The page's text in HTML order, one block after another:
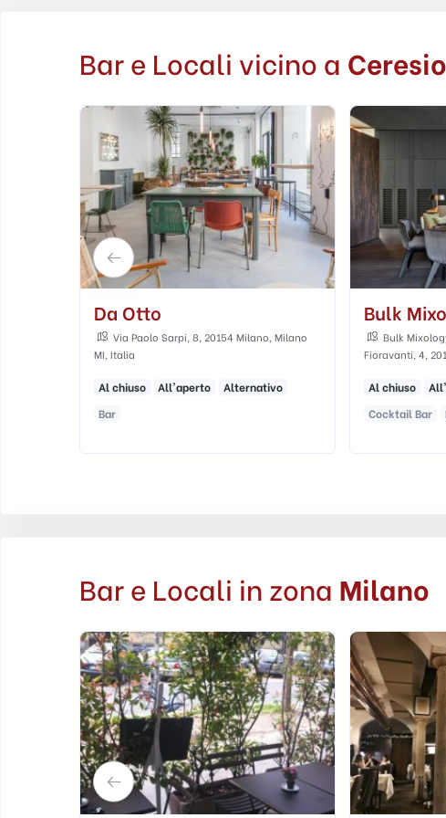
Bar e Locali vicino a
Bulk Mixology Bar
Bulk Mixology Food Bar, Via Aristotile
Fioravanti, 4, 20154 Milano, MI, Italia
Al chiuso All'aperto Elegante
Cocktail Bar
Cost
Milano
Via Tito
Adatto ai
...
Bar e Locali in zona Milano